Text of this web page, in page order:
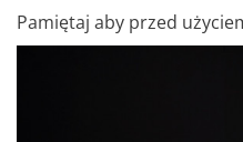
Pamiętaj aby przed